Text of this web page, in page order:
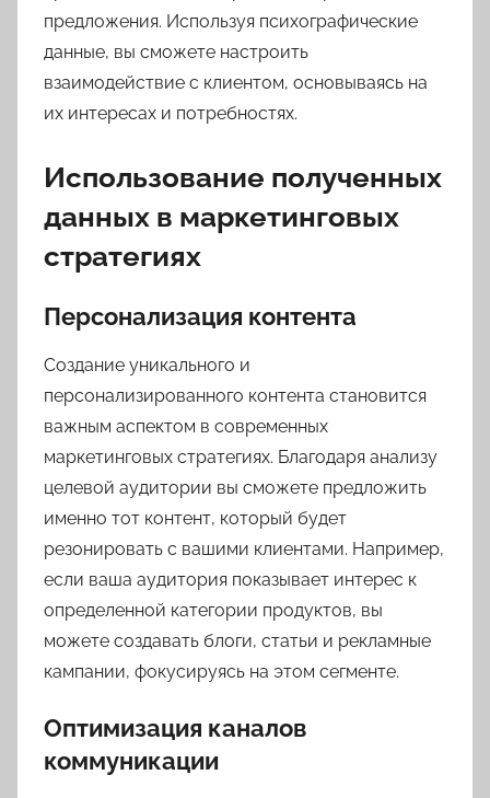
предложения. Используя психографические
данные, вы сможете настроить
взаимодействие с клиентом, основываясь на
их интересах и потребностях.
Использование полученных
данных в маркетинговых
стратегиях
Персонализация контента
Создание уникального и
персонализированного контента становится
важным аспектом в современных
маркетинговых стратегиях. Благодаря анализу
целевой аудитории вы сможете предложить
именно тот контент, который будет
резонировать с вашими клиентами. Например,
если ваша аудитория показывает интерес к
определенной категории продуктов, вы
можете создавать блоги, статьи и рекламные
кампании, фокусируясь на этом сегменте.
Оптимизация каналов
коммуникации